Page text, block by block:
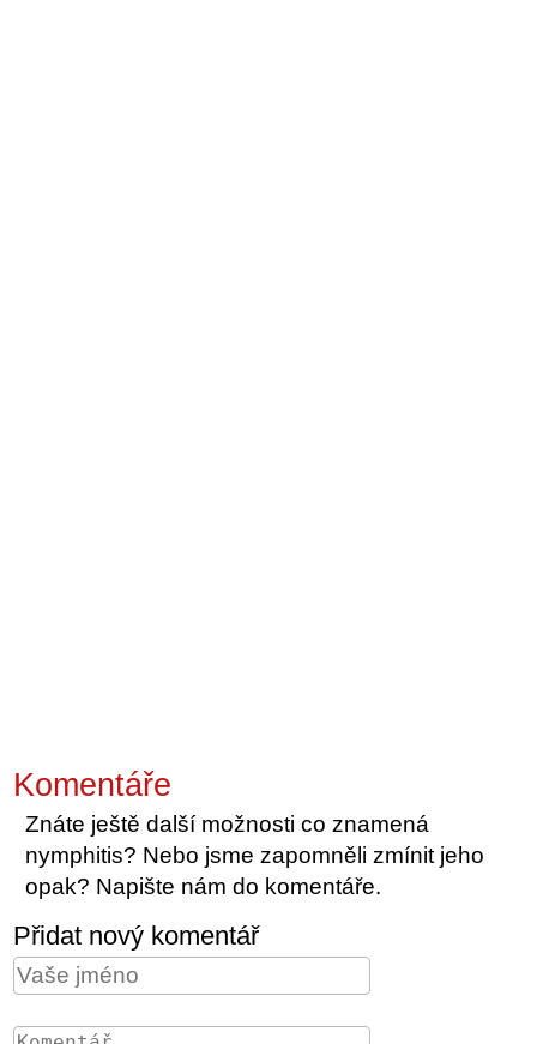
Komentáře
Znáte ještě další možnosti co znamená
nymphitis? Nebo jsme zapomněli zmínit jeho
opak? Napište nám do komentáře.
Přidat nový komentář